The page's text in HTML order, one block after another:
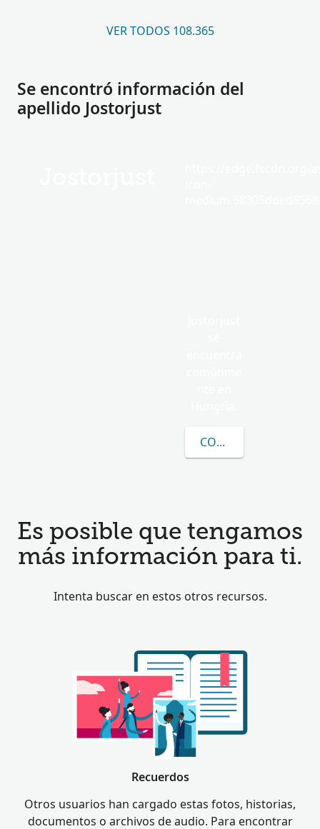
VER TODOS 108.365
Se encontró información del
apellido Jostorjust
CONOCER MÁS
Es posible que tengamos
más información para ti.
Intenta buscar en estos otros recursos.
Recuerdos
Otros usuarios han cargado estas fotos, historias,
documentos o archivos de audio. Para encontrar